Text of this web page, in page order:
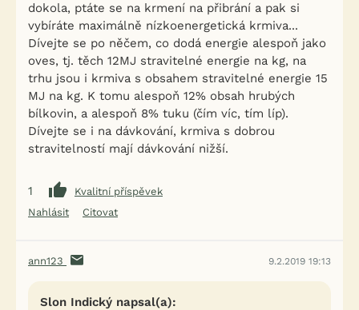
dokola, ptáte se na krmení na přibrání a pak si
vybíráte maximálně nízkoenergetická krmiva...
Dívejte se po něčem, co dodá energie alespoň jako
oves, tj. těch 12MJ stravitelné energie na kg, na
trhu jsou i krmiva s obsahem stravitelné energie 15
MJ na kg. K tomu alespoň 12% obsah hrubých
bílkovin, a alespoň 8% tuku (čím víc, tím líp).
Dívejte se i na dávkování, krmiva s dobrou
stravitelností mají dávkování nižší.
1
Kvalitní příspěvek
Nahlásit
Citovat
ann123 9.2.2019 19:13
Slon Indický napsal(a):